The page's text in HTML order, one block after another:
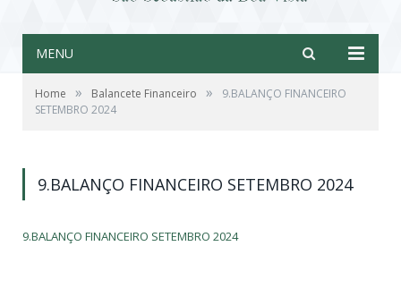
MENU
Home » Balancete Financeiro »
9.BALANÇO FINANCEIRO
SETEMBRO 2024
9.BALANÇO FINANCEIRO SETEMBRO 2024
9.BALANÇO FINANCEIRO SETEMBRO 2024